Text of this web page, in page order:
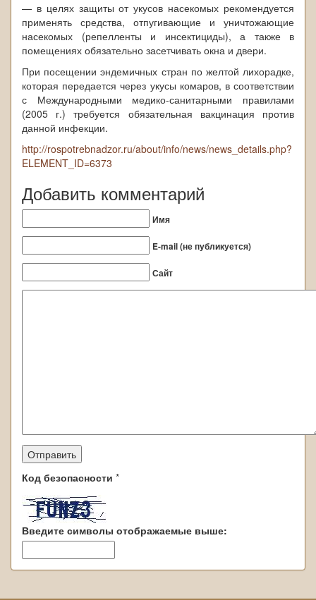
— в целях защиты от укусов насекомых рекомендуется
применять средства, отпугивающие и уничтожающие
насекомых (репелленты и инсектициды), а также в
помещениях обязательно засетчивать окна и двери.
При посещении эндемичных стран по желтой лихорадке,
которая передается через укусы комаров, в соответствии
с Международными медико-санитарными правилами
(2005 г.) требуется обязательная вакцинация против
данной инфекции.
http://rospotrebnadzor.ru/about/info/news/news_details.php?
ELEMENT_ID=6373
Добавить комментарий
Имя
E-mail (не публикуется)
Сайт
Код безопасности *
Введите символы отображаемые выше: